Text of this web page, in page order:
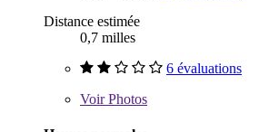
Distance estimée
0,7 milles
6 évaluations
VoirPhotos